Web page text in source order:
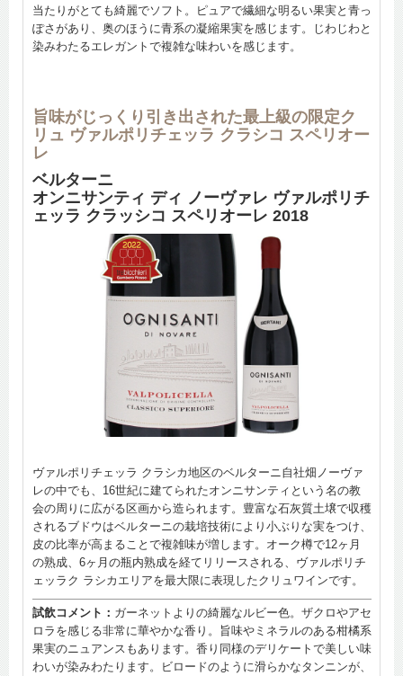
当たりがとても綺麗でソフト。ピュアで繊細な明るい果実と青っ
ぽさがあり、奥のほうに青系の凝縮果実を感じます。じわじわと
染みわたるエレガントで複雑な味わいを感じます。
旨味がじっくり引き出された最上級の限定ク
リュ ヴァルポリチェッラ クラシコ スペリオー
レ
ベルターニ
オンニサンティ ディ ノーヴァレ ヴァルポリチ
ェッラ クラッシコ スペリオーレ 2018
ヴァルポリチェッラ クラシカ地区のベルターニ自社畑ノーヴァ
レの中でも、16世紀に建てられたオンニサンティという名の教
会の周りに広がる区画から造られます。豊富な石灰質土壌で収穫
されるブドウはベルターニの栽培技術により小ぶりな実をつけ、
皮の比率が高まることで複雑味が増します。オーク樽で12ヶ月
の熟成、6ヶ月の瓶内熟成を経てリリースされる、ヴァルポリチ
ェッラク ラシカエリアを最大限に表現したクリュワインです。
試飲コメント： ガーネットよりの綺麗なルビー色。ザクロやアセ
ロラを感じる非常に華やかな香り。旨味やミネラルのある柑橘系
果実のニュアンスもあります。香り同様のデリケートで美しい味
わいが染みわたります。ビロードのように滑らかなタンニンが、